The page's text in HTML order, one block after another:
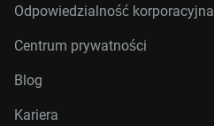
Odpowiedzialność korporacyjna
Centrum prywatności
Blog
Kariera